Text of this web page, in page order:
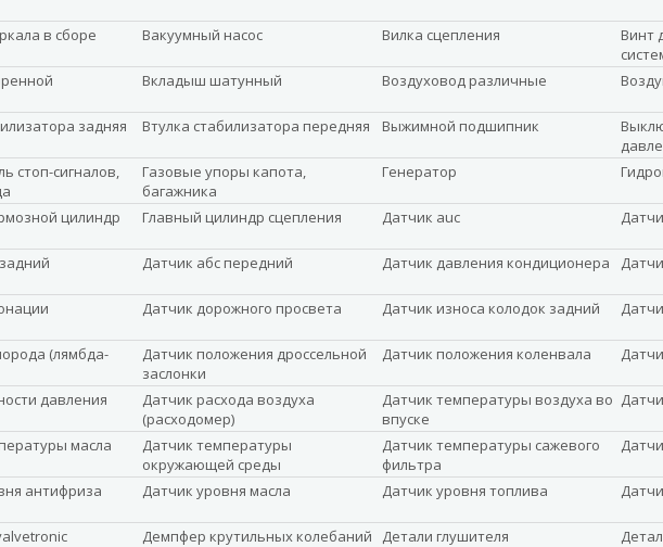
в сборе Вакуумный насос Вилка сцепления
Винт
Вкладыш шатунный Воздуховод различные
задняя Втулка стабилизатора передняя Выжимной подшипник
стоп-сигналов,
Газовые упоры капота,
багажника
Генератор
цилиндр Главный цилиндр сцепления Датчик auc
Датчик абс передний Датчик давления кондиционера
Датчик дорожного просвета Датчик износа колодок задний
(лямбда-
Датчик положения дроссельной
заслонки
Датчик положения коленвала
давления
Датчик расхода воздуха
(расходомер)
Датчик температуры воздуха во
впуске
масла
Датчик температуры
окружающей среды
Датчик температуры сажевого
фильтра
антифриза Датчик уровня масла Датчик уровня топлива
Демпфер крутильных колебаний Детали глушителя